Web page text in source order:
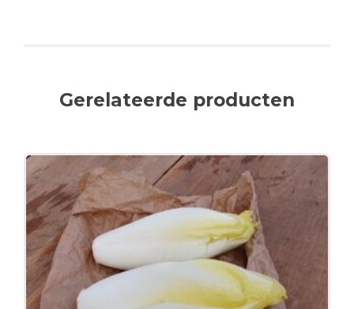
Gerelateerde producten